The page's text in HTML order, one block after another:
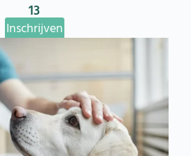
13
Inschrijven